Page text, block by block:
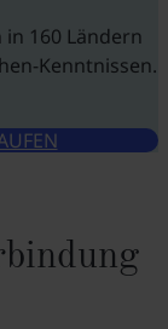
160 Ländern
Kenntnissen.